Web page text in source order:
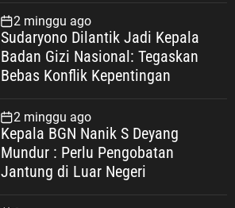
2 minggu ago
Sudaryono Dilantik Jadi Kepala
Badan Gizi Nasional: Tegaskan
Bebas Konflik Kepentingan
2 minggu ago
Kepala BGN Nanik S Deyang
Mundur : Perlu Pengobatan
Jantung di Luar Negeri